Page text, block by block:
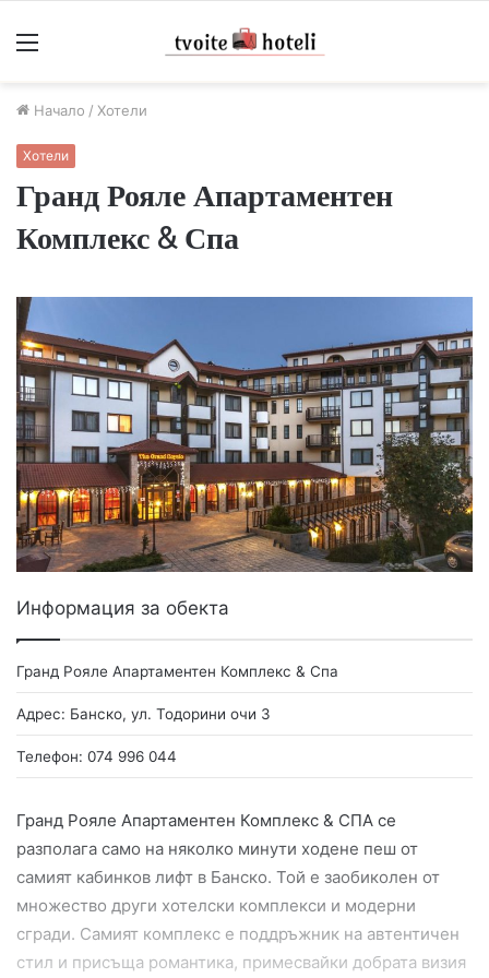
Меню
Начало / Хотели
Хотели
Гранд Рояле Апартаментен
Комплекс & Спа
Информация за обекта
Гранд Рояле Апартаментен Комплекс & Спа
Адрес: Банско, ул. Тодорини очи 3
Телефон: 074 996 044
Гранд Рояле Апартаментен Комплекс & СПА се
разполага само на няколко минути ходене пеш от
самият кабинков лифт в Банско. Той е заобиколен от
множество други хотелски комплекси и модерни
сгради. Самият комплекс е поддръжник на автентичен
стил и присъща романтика, примесвайки добрата визия